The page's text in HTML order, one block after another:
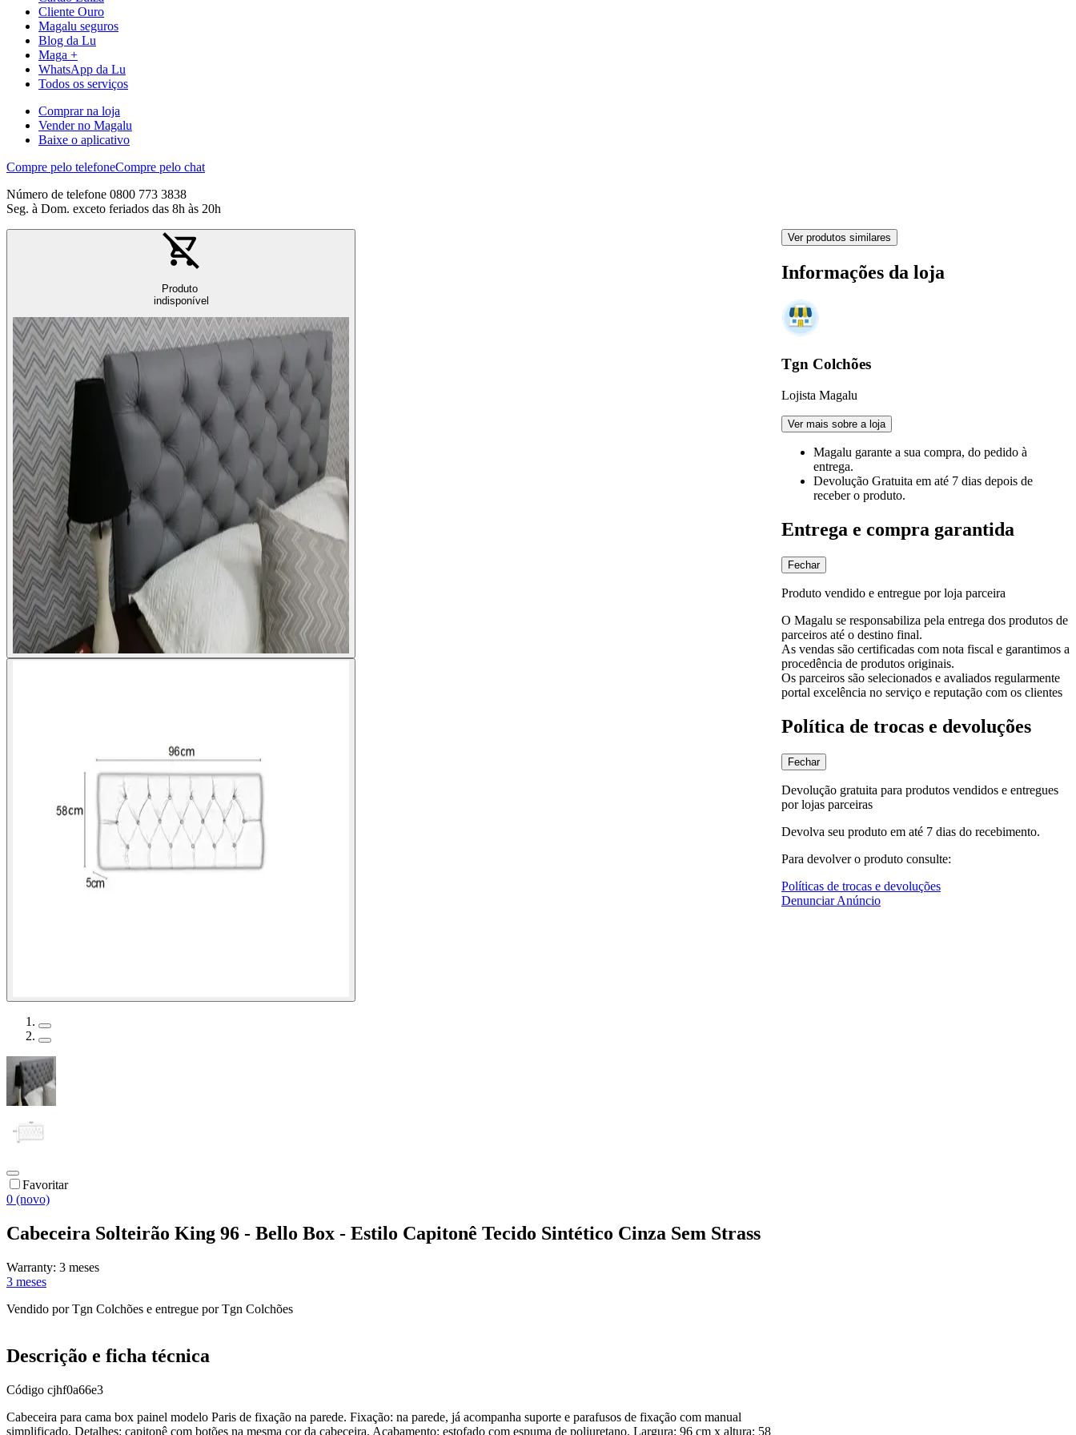
Cliente Ouro
Magalu seguros
Blog da Lu
Maga +
WhatsApp da Lu
Todos os serviços
Comprar na loja
Vender no Magalu
Baixe o aplicativo
Compre pelo telefoneCompre pelo chat
Número de telefone 0800 773 3838
Seg. à Dom. exceto feriados das 8h às 20h
Produto
indisponível
Favoritar
0 (novo)
Cabeceira Solteirão King 96 - Bello Box - Estilo Capitonê Tecido Sintético Cinza Sem Strass
Warranty: 3 meses
3 meses
Vendido porTgn Colchões e entregue por Tgn Colchões
Ver produtos similares
Informações da loja
Tgn Colchões
Lojista Magalu
Ver mais sobre a loja
Magalu garante a sua compra, do pedido à
entrega.
Devolução Gratuita em até 7 dias depois de
receber o produto.
Entrega e compra garantida
Fechar
Produto vendido e entregue por loja parceira
O Magalu se responsabiliza pela entrega dos produtos de
parceiros até o destino final.
As vendas são certificadas com nota fiscal e garantimos a
procedência de produtos originais.
Os parceiros são selecionados e avaliados regularmente
portal excelência no serviço e reputação com os clientes
Política de trocas e devoluções
Fechar
Devolução gratuita para produtos vendidos e entregues
por lojas parceiras
Devolva seu produto em até 7 dias do recebimento.
Para devolver o produto consulte:
Políticas de trocas e devoluções
Denunciar Anúncio
Descrição e ficha técnica
Código cjhf0a66e3
Cabeceira para cama box painel modelo Paris de fixação na parede. Fixação: na parede, já acompanha suporte e parafusos de fixação com manual
simplificado. Detalhes: capitonê com botões na mesma cor da cabeceira. Acabamento: estofado com espuma de poliuretano. Largura: 96 cm x altura: 58